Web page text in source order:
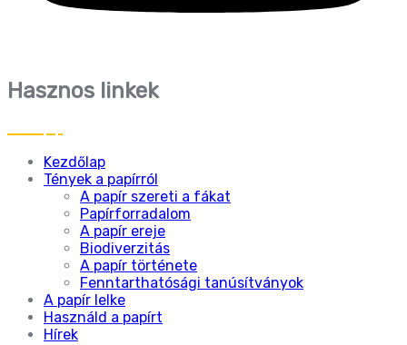
Hasznos linkek
Kezdőlap
Tények a papírról
A papír szereti a fákat
Papírforradalom
A papír ereje
Biodiverzitás
A papír története
Fenntarthatósági tanúsítványok
A papír lelke
Használd a papírt
Hírek